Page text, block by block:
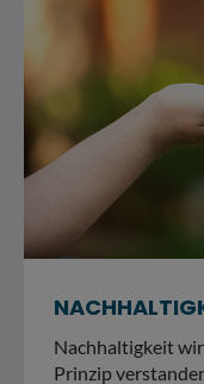
Nachhaltigkeit
Prinzip